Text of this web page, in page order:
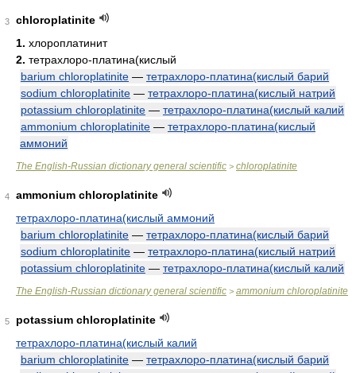
3
chloroplatinite
1. хлороплатинит
2. тетрахлоро-платина(кислый
barium chloroplatinite — тетрахлоро-платина(кислый барий
sodium chloroplatinite — тетрахлоро-платина(кислый натрий
potassium chloroplatinite — тетрахлоро-платина(кислый калий
ammonium chloroplatinite — тетрахлоро-платина(кислый
аммоний
The English-Russian dictionary general scientific > chloroplatinite
4
ammonium chloroplatinite
тетрахлоро-платина(кислый аммоний
barium chloroplatinite — тетрахлоро-платина(кислый барий
sodium chloroplatinite — тетрахлоро-платина(кислый натрий
potassium chloroplatinite — тетрахлоро-платина(кислый калий
The English-Russian dictionary general scientific > ammonium chloroplatinite
5
potassium chloroplatinite
тетрахлоро-платина(кислый калий
barium chloroplatinite — тетрахлоро-платина(кислый барий